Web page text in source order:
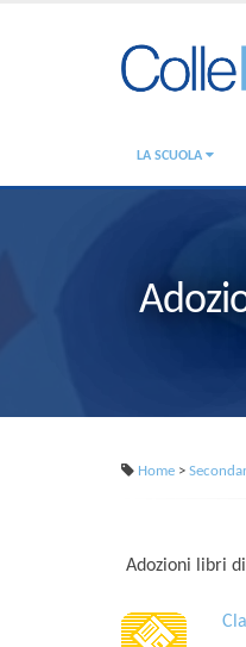
LA SCUOLA
Home >
Adozioni libri